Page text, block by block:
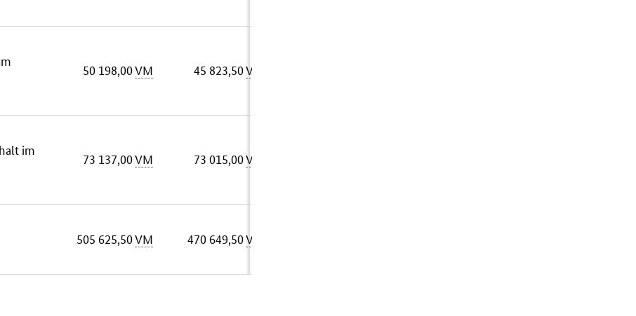
50 198,00VM 45 823,50VM
im
73 137,00VM 73 015,00VM
505 625,50VM 470 649,50VM